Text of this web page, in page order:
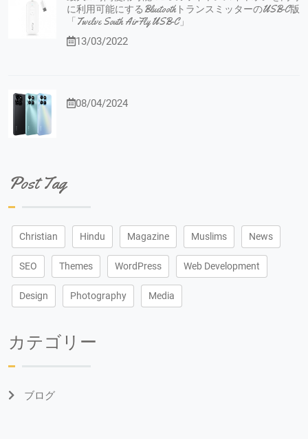
に利用可能にするBluetoothトランスミッターのUSB-C版
「Twelve South AirFly USB-C」
13/03/2022
08/04/2024
Post Tag
Christian Hindu Magazine Muslims News
SEO Themes WordPress Web Development
Design Photography Media
カテゴリー
ブログ